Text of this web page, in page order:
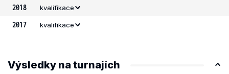
2018 kvalifikace
2017 kvalifikace
Výsledky na turnajích